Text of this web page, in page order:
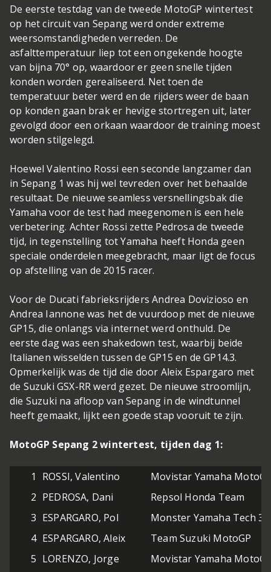
De eerste testdag van de tweede MotoGP wintertest
op het circuit van Sepang werd onder extreme
weersomstandigheden verreden. De
asfalttemperatuur liep tot een ongekende hoogte
van bijna 70° op, waardoor er geen snelle tijden
konden worden gerealiseerd. Net toen de
temperatuur beter werd en de rijders weer de baan
op konden gaan brak er hevige stortregen uit, later
gevolgd door een orkaan waardoor de training moest
worden stilgelegd.
Hoewel Valentino Rossi een seconde langzamer dan
in Sepang 1 was hij wel tevreden over het behaalde
resultaat. De nieuwe seamless versnellingsbak die
Yamaha voor de test had meegenomen is een hele
verbetering. Achter Rossi zette Pedrosa de tweede
tijd, in tegenstelling tot Yamaha heeft Honda geen
speciale onderdelen meegebracht, maar ligt de focus
op afstelling van de 2015 racer.
Voor de Ducati fabrieksrijders Andrea Dovizioso en
Andrea Iannone was het de vuurdoop met de nieuwe
GP15, die onlangs via internet werd onthuld. De
eerste dag was een shakedown test, waarbij beide
Italianen wisselden tussen de GP15 en de GP14.3.
Opmerkelijk was de tijd die door Aleix Espargaro met
de Suzuki GSX-RR werd gezet. De nieuwe stroomlijn,
die Suzuki na afloop van Sepang in de windtunnel
heeft gemaakt, lijkt een goede stap vooruit te zijn.
MotoGP Sepang 2 wintertest, tijden dag 1:
1 ROSSI, Valentino
Movistar Yamaha
2 PEDROSA, Dani
Repsol Honda Team
3 ESPARGARO, Pol
Monster Yamaha Tech 3
4 ESPARGARO, Aleix
Team Suzuki MotoGP
5 LORENZO, Jorge
Movistar Yamaha